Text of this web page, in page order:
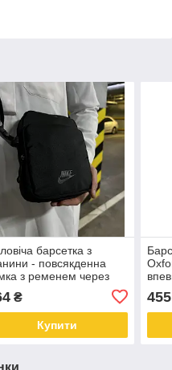
барсетка з
- повсякденна
з ременем через
₴
Купити
455